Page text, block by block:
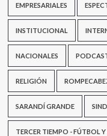
EMPRESARIALES
INSTITUCIONAL
NACIONALES
RELIGIÓN
SARANDÍ GRANDE
TERCER TIEMPO - FÚTBOL Y